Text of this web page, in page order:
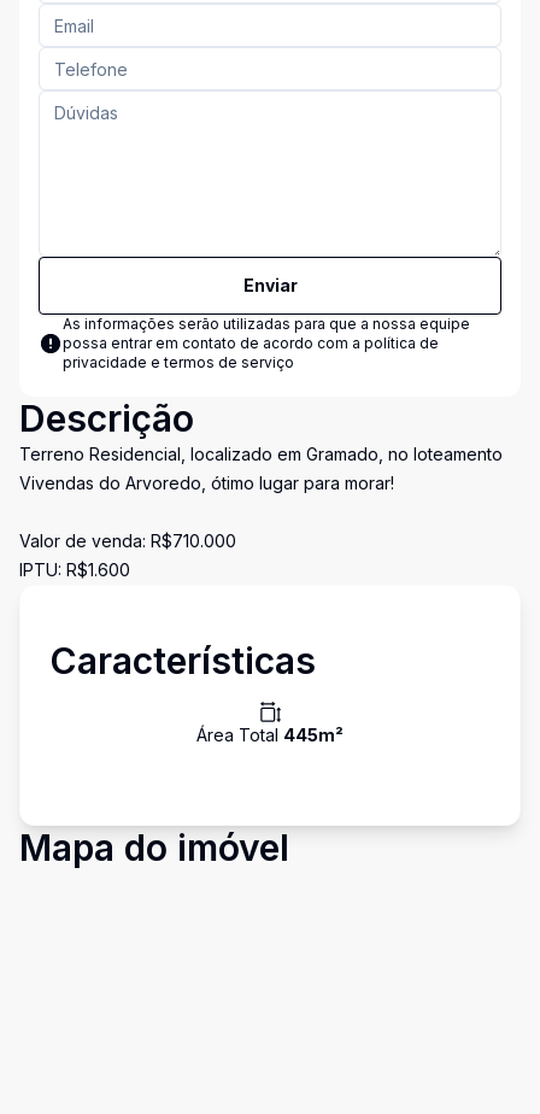
Enviar
As informações serão utilizadas para que a nossa equipe
possa entrar em contato de acordo com a política de
privacidade e termos de serviço
Descrição
Terreno Residencial, localizado em Gramado, no loteamento
Vivendas do Arvoredo, ótimo lugar para morar!
Valor de venda: R$710.000
IPTU: R$1.600
Características
Área Total 445m²
Mapa do imóvel